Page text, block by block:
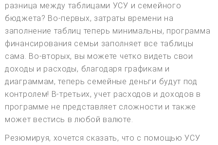
разница между таблицами УСУ и семейного
бюджета? Во-первых, затраты времени на
заполнение таблиц теперь минимальны, программа
финансирования семьи заполняет все таблицы
сама. Во-вторых, вы можете четко видеть свои
доходы и расходы, благодаря графикам и
диаграммам, теперь семейные деньги будут под
контролем! В-третьих, учет расходов и доходов в
программе не представляет сложности и также
может вестись в любой валюте.
Резюмируя, хочется сказать, что с помощью УСУ